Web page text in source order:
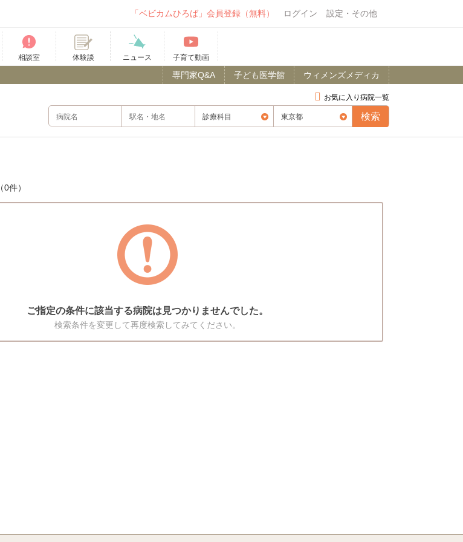
「ベビカムひろば」会員登録（無料） ログイン 設定・その他
相談室 体験談 ニュース 子育て動画
ウィメンズメディカ
子ども医学館
専門家Q&A
お気に入り病院一覧
（0件）
ご指定の条件に該当する病院は見つかりませんでした。
検索条件を変更して再度検索してみてください。